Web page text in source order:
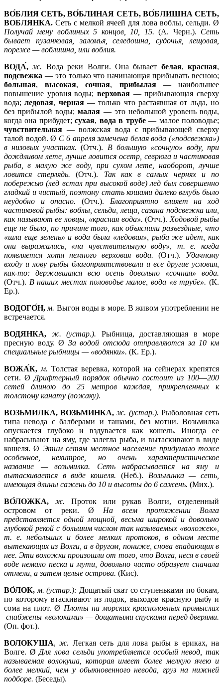
ВО́БЛИЯ СЕТЬ, ВО́БЛИНАЯ СЕТЬ, ВО́БЛИШНА СЕТЬ,
ВОБЛЯНКА. Сеть с мелкой ячеей для лова воблы, сельди. Ø
Получай мену воблиных 5 концов, 10, 15.(А. Черн.). Сеть
бывает пузанковая, заломья, селедошна, судочья, лещовая,
пореже — воблишна, или воблия.
ВОДА́,ж. Вода реки Волги. Она бывает белая, красная,
подсвежка — это только что начинающая прибывать весною;
большая,высокая,сочная, прибылая— наибольшее
повышение уровня воды; верховая — прибывающая сверху
вода;ледовая, черная— только что растаявшая от льда, но
без прибылой воды;малая — это небольшой уровень воды,
когда она прибудет;сухая, вода в трубе— малое половодье;
чувствительная — волжская вода с прибывающей сверху
талой водой. Ø С 6 апреля замечена белая вода («подсвежка»)
в низовых участках.(Отч.). В большую «сочную» воду, при
дождливом лете, лучше ловится осетр, севрюга и частиковая
рыба, в малую же воду, при сухом лете, наоборот, лучше
ловится стерлядь.(Отч.). Так как в самых чернях и по
побережью (лед встал при высокой воде) лед был совершенно
гладкий и чистый, поэтому стать кошами далеко вглубь было
неудобно и опасно.(Отч.). Благоприятно влияет на ход
частиковой рыбы: воблы, сельди, леща, сазана подсвежка или,
как называют ее ловцы, «красная вода». (Отч.). Ходовой рыбы
еще не было, по причине того, как объяснили разъездные, что
«шла еще зелень» и вода была «ледовая», рыба же идет, как
они выражались, «на чувствительную воду», т. е. когда
появляется хотя немного верховая вода. (Отч.). Удачному
входу и лову рыбы благоприятствовали и все другие условия,
как-то: державшаяся всю осень довольно «сочная» вода.
(Отч.). В наших местах половодье малое, вода «в трубе».(К.
Ер.).
ВОДОГО́Н, м. Выгон воды в море. В живом употреблении не
встречается.
ВОДЯНКА, ж. (устар.). Рыбница, доставляющая в море
пресную воду. Ø За водой отсюда отправляются за 10 км
специальные рыбницы — «водянки». (К. Ер.).
ВОЖА́К, м. Толстая веревка, которой на сейнерах крепятся
сети. Ø Дрифтерный порядок обычно состоит из 100—200
сетей длиною до 25 метров каждая, прикрепленных к
толстому канату (вожаку).
ВОЗЬМИЛКА, ВОЗЬМИНКА,ж. (устар.). Рыболовная сеть
типа невода с балберами и ташами, без мотни. Возьмилка
опускается глубоко и вздувается как кошель. Иногда ее
набрасывают на яму, где залегла рыба, и вытаскивают в виде
кошеля. Ø Этим сетям местное население придумало тоже
особенное, нехитрое, но очень характеристическое
название —
возьмилка. Сеть набрасывается на яму и
вытаскивается в виде кошеля. (Неб.). Возьминка — сеть,
имеющая длины сажень до 10 и высоты до 6 сажень. (Мих.).
ВО́ЛОЖКА, ж. Проток или рукав Волги, отделенный
островом от реки. Ø На всем протяжении Волга
представляется одной мощной, весьма широкой и довольно
глубокой рекой с большим числом так называемых «воложек»,
т. е. небольших и более мелких протоков, в одном месте
вытекающих из Волги, а в другом, пониже, снова впадающих в
нее. Эти воложки произошли от того, что Волга, неся в своей
воде немало песка и мути, довольно часто образует сначала
отмели, а затем целые острова. (Кис).
ВО́ЛОК, м. (устар.): Дощатый скат со ступеньками по бокам,
по которому втаскивают из лодок, выходов красную рыбу и
сома на плот. Ø Плоты на морских красноловных промыслах
снабжены «волоками» — дощатыми спусками перед дверями.
(Оп. фот.).
ВОЛОКУША,ж. Легкая сеть для лова рыбы в ериках, на
Волге. Ø Для лова сельди употребляется особый невод, так
называемая волокуша, которая имеет более мелкую ячею и
более мелкий, чем у обыкновенного невода, груз на нижней
подборе. (Беседы).